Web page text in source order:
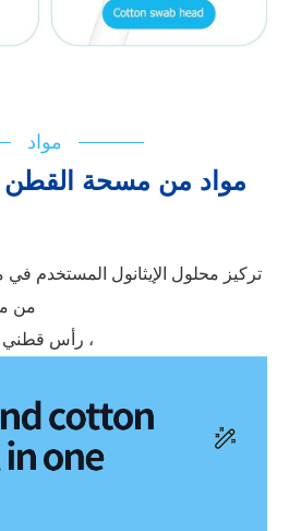
مواد
مواد من مسحة القطن
من
2-رأس قطني مصنوع بواسطة القطن ،